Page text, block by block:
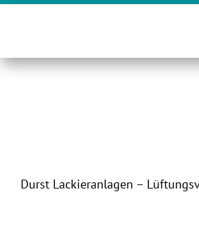
Zum
Durst Lackieranlagen –